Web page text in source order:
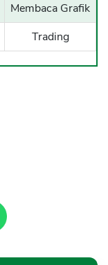
Membaca Grafik
Trading